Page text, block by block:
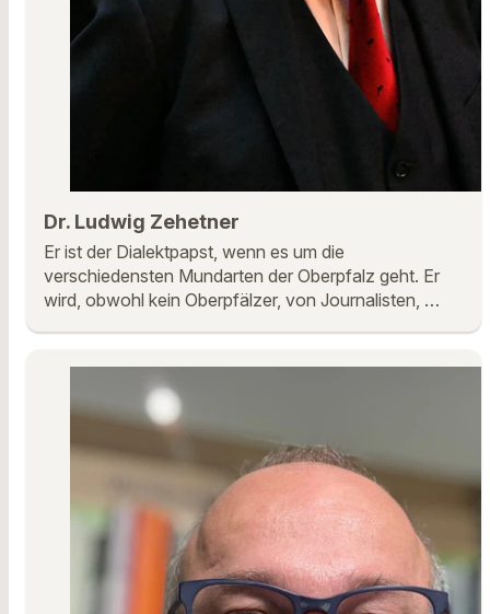
Dr. Ludwig Zehetner
Er ist der Dialektpapst, wenn es um die
verschiedensten Mundarten der Oberpfalz geht. Er
wird, obwohl kein Oberpfälzer, von Journalisten, …